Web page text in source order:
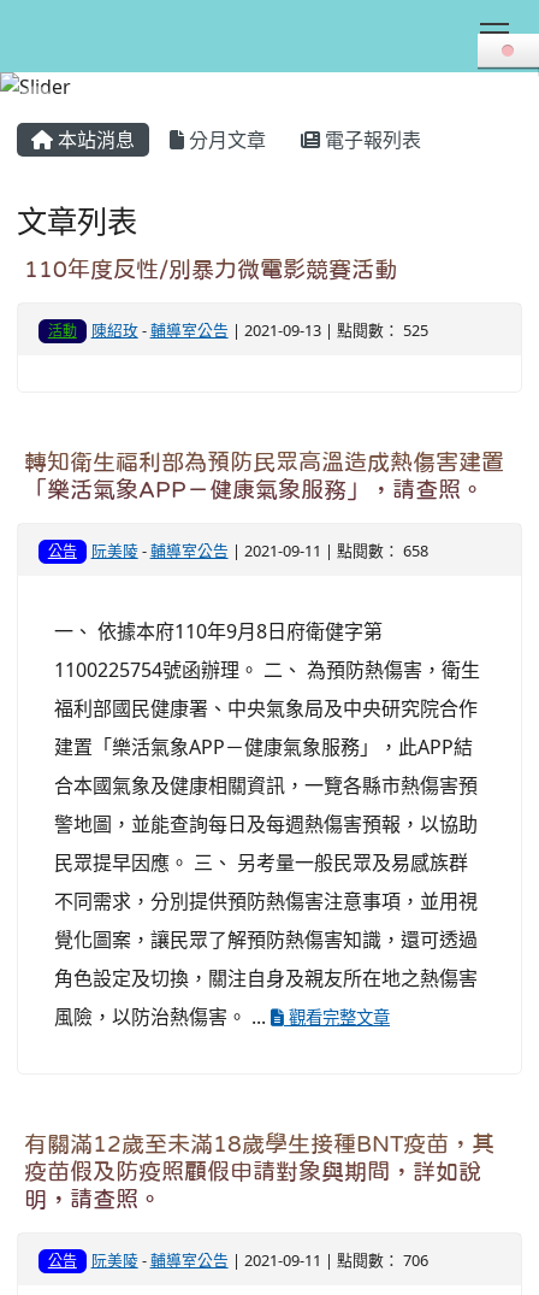
本站消息 分月文章 電子報列表
文章列表
110年度反性/別暴力微電影競賽活動
活動 陳紹玫-輔導室公告 | 2021-09-13 | 點閱數： 525
轉知衛生福利部為預防民眾高溫造成熱傷害建置
「樂活氣象APP－健康氣象服務」，請查照。
公告 阮美陵-輔導室公告 | 2021-09-11 | 點閱數： 658
一、 依據本府110年9月8日府衛健字第
1100225754號函辦理。 二、 為預防熱傷害，衛生
福利部國民健康署、中央氣象局及中央研究院合作
建置「樂活氣象APP－健康氣象服務」，此APP結
合本國氣象及健康相關資訊，一覽各縣市熱傷害預
警地圖，並能查詢每日及每週熱傷害預報，以協助
民眾提早因應。 三、 另考量一般民眾及易感族群
不同需求，分別提供預防熱傷害注意事項，並用視
覺化圖案，讓民眾了解預防熱傷害知識，還可透過
角色設定及切換，關注自身及親友所在地之熱傷害
風險，以防治熱傷害。 ...
觀看完整文章
有關滿12歲至未滿18歲學生接種BNT疫苗，其
疫苗假及防疫照顧假申請對象與期間，詳如說
明，請查照。
公告 阮美陵-輔導室公告 | 2021-09-11 | 點閱數： 706